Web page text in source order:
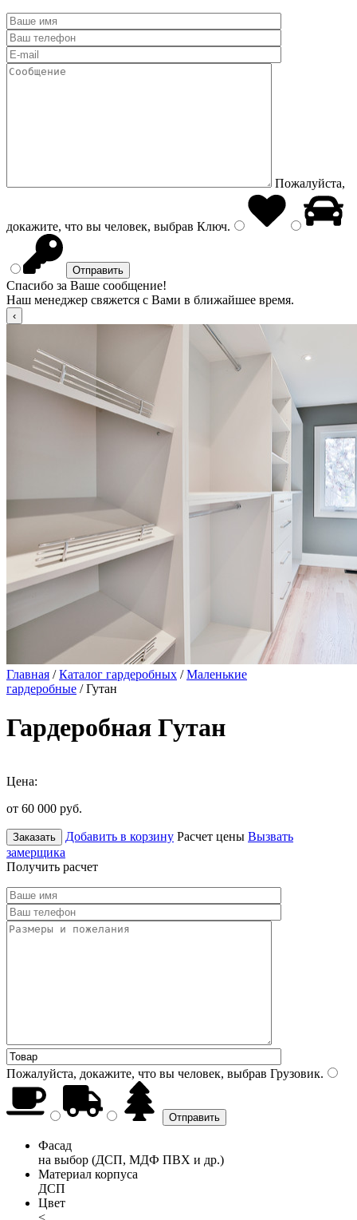
Пожалуйста,
докажите, что вы человек, выбрав Ключ.
Спасибо за Ваше сообщение!
Наш менеджер свяжется с Вами в ближайшее время.
Главная /Каталог гардеробных /Маленькие
гардеробные / Гутан
Гардеробная Гутан
Цена:
от 60 000 руб.
Заказать Добавить в корзину Расчет цены Вызвать
замерщика
Получить расчет
Пожалуйста, докажите, что вы человек, выбрав Грузовик.
Фасад
на выбор (ДСП, МДФ ПВХ и др.)
Материал корпуса
ДСП
Цвет
<